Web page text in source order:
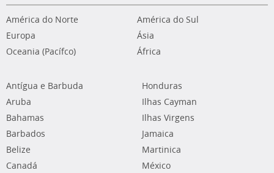
América do Norte
América do Sul
Europa
Ásia
Oceania (Pacífco)
África
Antígua e Barbuda
Aruba
Bahamas
Barbados
Belize
Canadá
Honduras
Ilhas Cayman
Ilhas Virgens
Jamaica
Martinica
México